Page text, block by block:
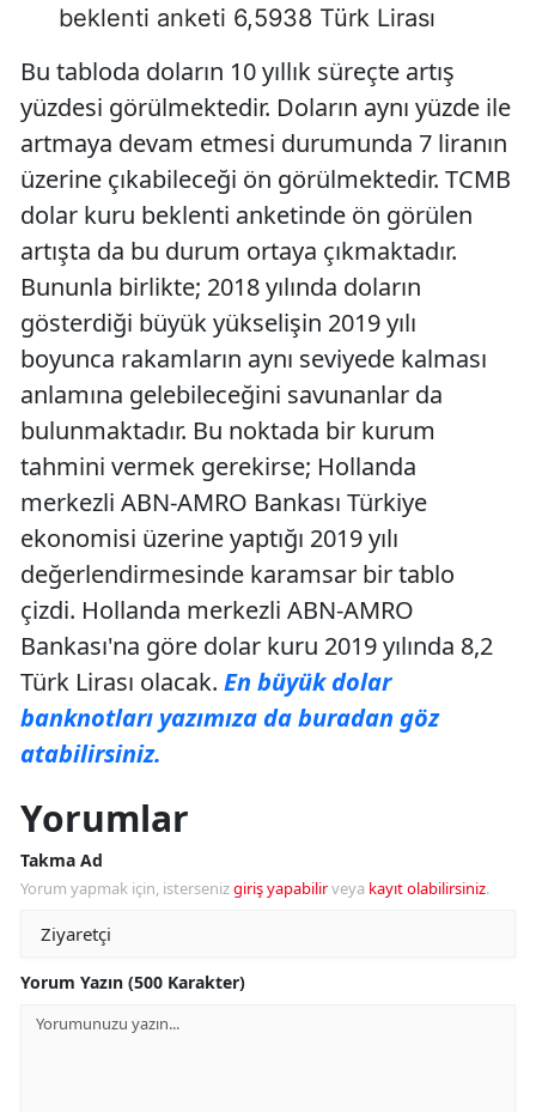
beklenti anketi 6,5938 Türk Lirası
Bu tabloda doların 10 yıllık süreçte artış
yüzdesi görülmektedir. Doların aynı yüzde ile
artmaya devam etmesi durumunda 7 liranın
üzerine çıkabileceği ön görülmektedir. TCMB
dolar kuru beklenti anketinde ön görülen
artışta da bu durum ortaya çıkmaktadır.
Bununla birlikte; 2018 yılında doların
gösterdiği büyük yükselişin 2019 yılı
boyunca rakamların aynı seviyede kalması
anlamına gelebileceğini savunanlar da
bulunmaktadır. Bu noktada bir kurum
tahmini vermek gerekirse; Hollanda
merkezli ABN-AMRO Bankası Türkiye
ekonomisi üzerine yaptığı 2019 yılı
değerlendirmesinde karamsar bir tablo
çizdi. Hollanda merkezli ABN-AMRO
Bankası'na göre dolar kuru 2019 yılında 8,2
Türk Lirası olacak. En büyük dolar
banknotları yazımıza da buradan göz
atabilirsiniz.
Yorumlar
Takma Ad
Yorum yapmak için, istersenizgiriş yapabilirveya kayıt olabilirsiniz.
Yorum Yazın (500 Karakter)